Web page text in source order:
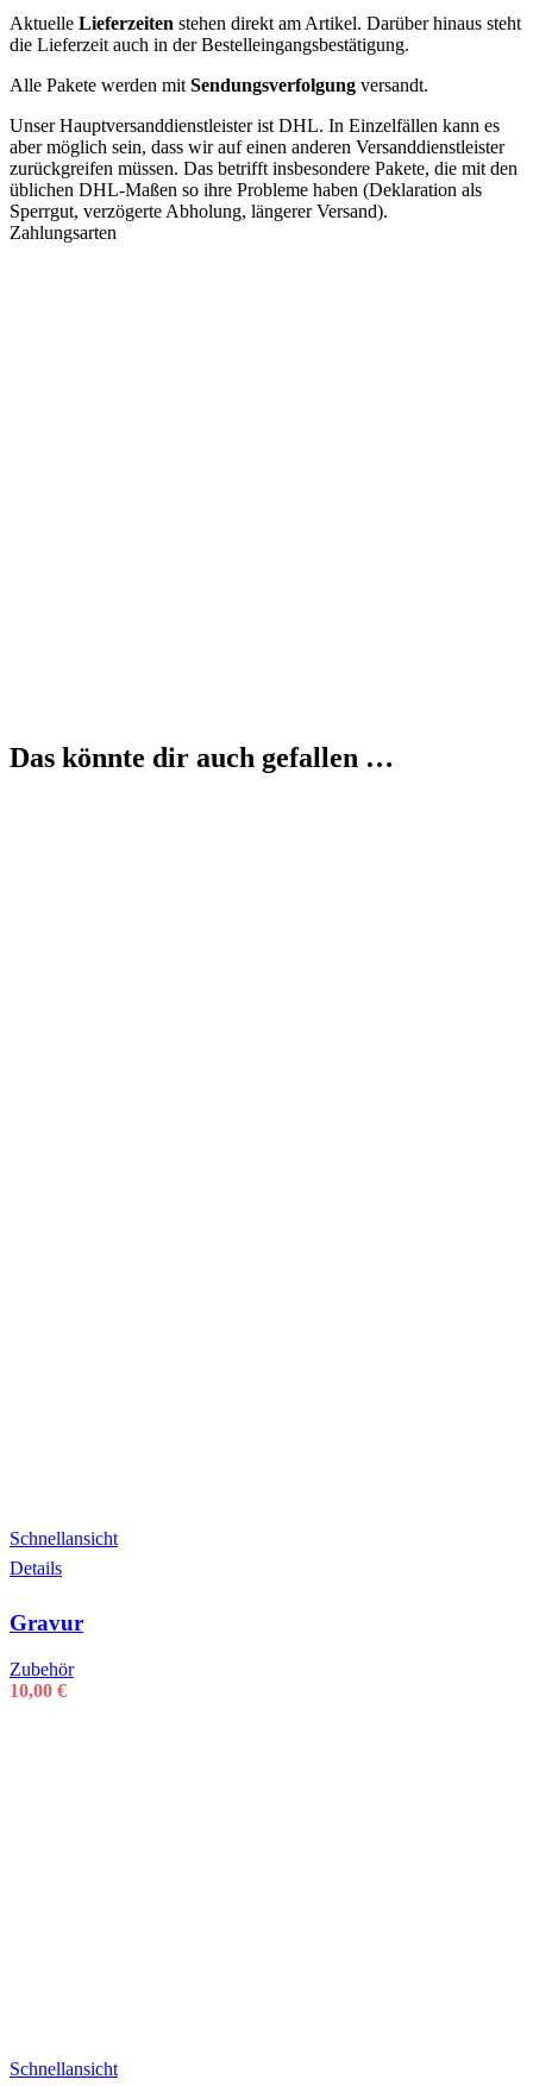
Aktuelle Lieferzeiten stehen direkt am Artikel. Darüber hinaus steht
die Lieferzeit auch in der Bestelleingangsbestätigung.
Alle Pakete werden mit Sendungsverfolgung versandt.
Unser Hauptversanddienstleister ist DHL. In Einzelfällen kann es
aber möglich sein, dass wir auf einen anderen Versanddienstleister
zurückgreifen müssen. Das betrifft insbesondere Pakete, die mit den
üblichen DHL-Maßen so ihre Probleme haben (Deklaration als
Sperrgut, verzögerte Abholung, längerer Versand).
Zahlungsarten
Das könnte dir auch gefallen …
Schnellansicht
Details
Gravur
Zubehör
10,00 €
Schnellansicht